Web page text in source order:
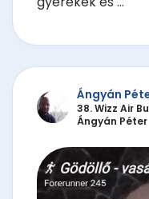
Ángyán
38. Wizz Air
Ángyán Péter